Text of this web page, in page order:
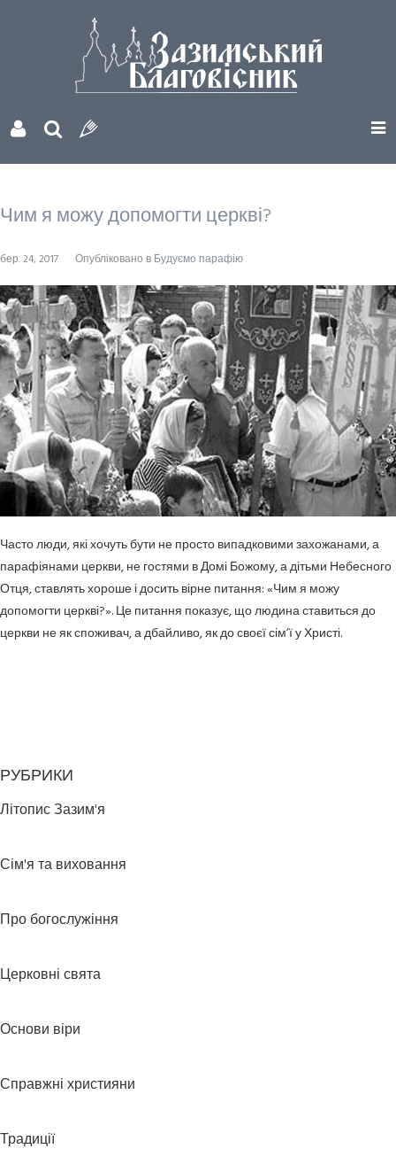
Чим я можу допомогти церкві?
бер. 24, 2017 Опубліковано в Будуємо парафію
Часто люди, які хочуть бути не просто випадковими захожанами, а
парафіянами церкви, не гостями в Домі Божому, а дітьми Небесного
Отця, ставлять хороше і досить вірне питання: «Чим я можу
допомогти церкві?». Це питання показує, що людина ставиться до
церкви не як споживач, а дбайливо, як до своєї сім’ї у Христі.
РУБРИКИ
Літопис Зазим'я
Сім'я та виховання
Про богослужіння
Церковні свята
Основи віри
Справжні християни
Традиції